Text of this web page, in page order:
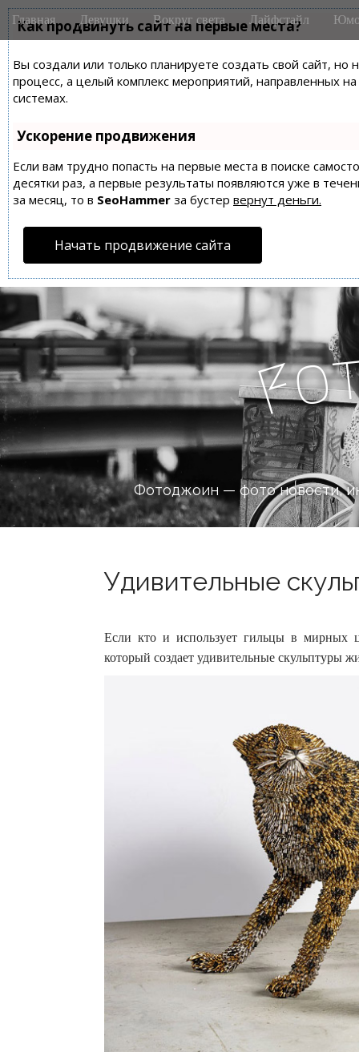
Как продвинуть сайт на первые места?
Вы создали или только планируете создать свой сайт,
процесс, а целый комплекс мероприятий, направленных
системах.
Ускорение продвижения
Если вам трудно попасть на первые места в поиске
десятки раз, а первые результаты появляются уже в
за месяц, то в SeoHammer за бустер вернут деньги.
Начать продвижение сайта
M
a
n
m
e
n
u
i
Главная Девушки Вокруг света Лайфстайл
Fo
Фотоджоин — фото новости,
Удивительные
Если кто и использует гильцы в мирных
который создает удивительные скульптуры